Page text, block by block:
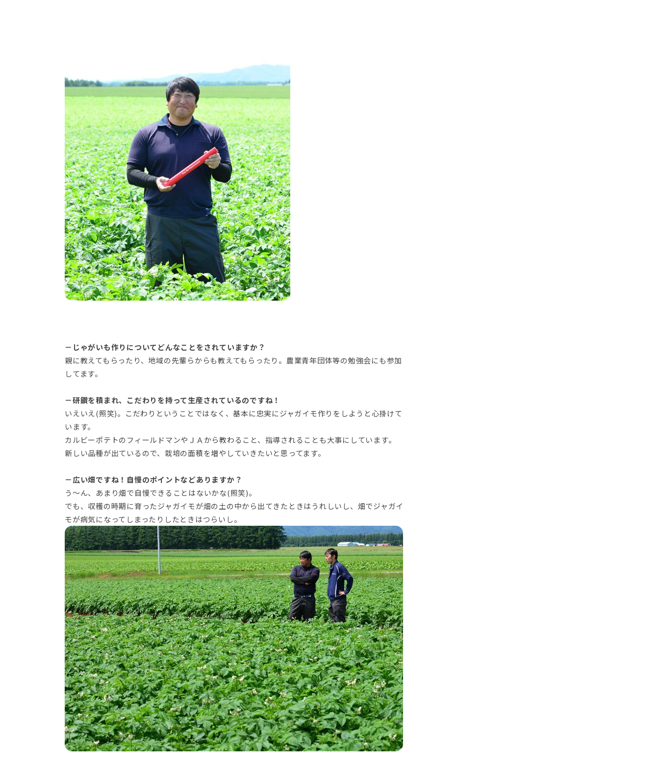
－じゃがいも作りについてどんなことをされていますか？
親に教えてもらったり、地域の先輩らからも教えてもらったり。農業青年団体等の勉強会にも参加
してます。
－研鑽を積まれ、こだわりを持って生産されているのですね！
いえいえ(照笑)。こだわりということではなく、基本に忠実にジャガイモ作りをしようと心掛けて
います。
カルビーポテトのフィールドマンやＪＡから教わること、指導されることも大事にしています。
新しい品種が出ているので、栽培の面積を増やしていきたいと思ってます。
－広い畑ですね！自慢のポイントなどありますか？
う～ん、あまり畑で自慢できることはないかな(照笑)。
でも、収穫の時期に育ったジャガイモが畑の土の中から出てきたときはうれしいし、畑でジャガイ
モが病気になってしまったりしたときはつらいし。